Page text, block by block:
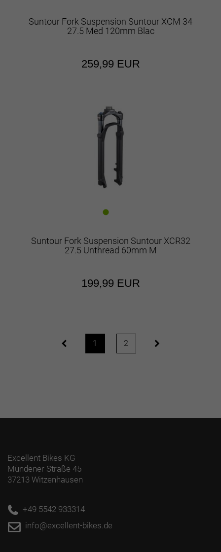
Suntour Fork Suspension Suntour XCM 34
27.5 Med 120mm Blac
259,99 EUR
Suntour Fork Suspension Suntour XCR32
27.5 Unthread 60mm M
199,99 EUR
1 2
Excellent Bikes KG
Mündener Straße 45
37213 Witzenhausen
+49 5542 933314
info@excellent-bikes.de